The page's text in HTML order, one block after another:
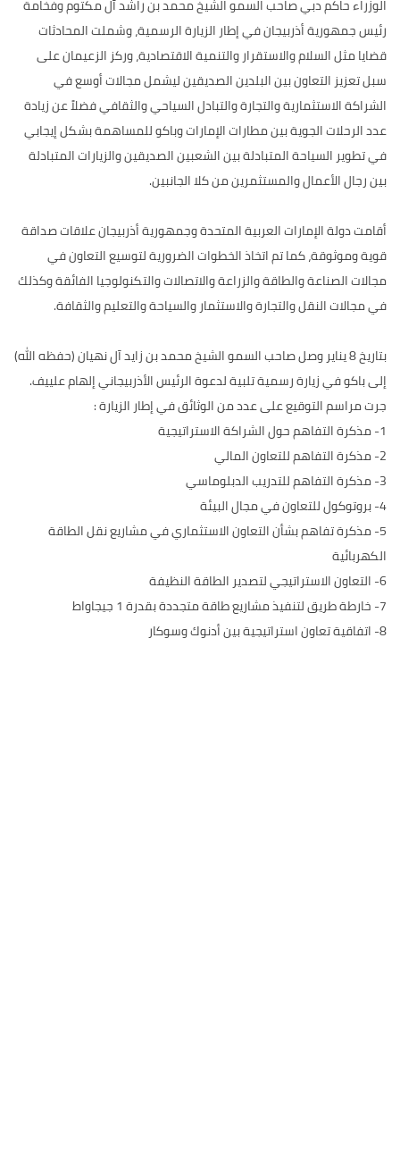
الوزراء حاكم دبي صاحب السمو الشيخ محمد بن راشد آل مكتوم وفخامة
رئيس جمهورية أذربيجان في إطار الزيارة الرسمية، وشملت المحادثات
قضايا مثل السلام والاستقرار والتنمية الاقتصادية، وركز الزعيمان على
سبل تعزيز التعاون بين البلدين الصديقين ليشمل مجالات أوسع في
الشراكة الاستثمارية والتجارة والتبادل السياحي والثقافي فضلاً عن زيادة
عدد الرحلات الجوية بين مطارات الإمارات وباكو للمساهمة بشكل إيجابي
في تطوير السياحة المتبادلة بين الشعبين الصديقين والزيارات المتبادلة
بين رجال الأعمال والمستثمرين من كلا الجانبين.
أقامت دولة الإمارات العربية المتحدة وجمهورية أذربيجان علاقات صداقة
قوية وموثوقة، كما تم اتخاذ الخطوات الضرورية لتوسيع التعاون في
مجالات الصناعة والطاقة والزراعة والاتصالات والتكنولوجيا الفائقة وكذلك
في مجالات النقل والتجارة والاستثمار والسياحة والتعليم والثقافة.
بتاريخ 8 يناير وصل صاحب السمو الشيخ محمد بن زايد آل نهيان (حفظه الله)
إلى باكو في زيارة رسمية تلبية لدعوة الرئيس الأذربيجاني إلهام علييف.
جرت مراسم التوقيع على عدد من الوثائق في إطار الزيارة :
1- مذكرة التفاهم حول الشراكة الاستراتيجية
2- مذكرة التفاهم للتعاون المالي
3- مذكرة التفاهم للتدريب الدبلوماسي
4- بروتوكول للتعاون في مجال البيئة
5- مذكرة تفاهم بشأن التعاون الاستثماري في مشاريع نقل الطاقة
الكهربائية
6- التعاون الاستراتيجي لتصدير الطاقة النظيفة
7- خارطة طريق لتنفيذ مشاريع طاقة متجددة بقدرة 1 جيجاواط
8- اتفاقية تعاون استراتيجية بين أدنوك وسوكار